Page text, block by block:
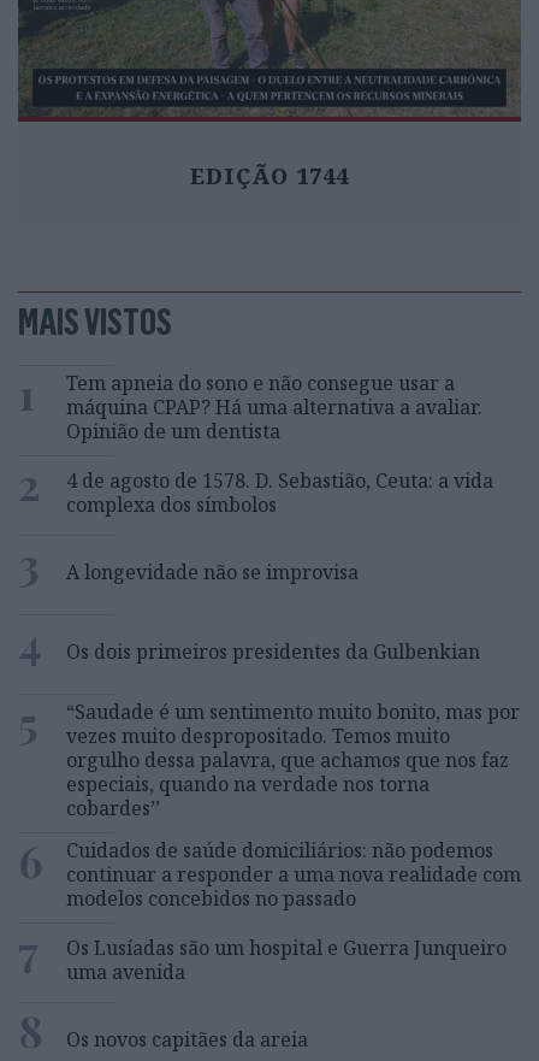
EDIÇÃO 1744
MAIS VISTOS
1
Tem apneia do sono e não consegue usar a
máquina CPAP? Há uma alternativa a avaliar.
Opinião de um dentista
2
4 de agosto de 1578. D. Sebastião, Ceuta: a vida
complexa dos símbolos
3 A longevidade não se improvisa
4 Os dois primeiros presidentes da Gulbenkian
5
“Saudade é um sentimento muito bonito, mas por
vezes muito despropositado. Temos muito
orgulho dessa palavra, que achamos que nos faz
especiais, quando na verdade nos torna
cobardes’’
6
Cuidados de saúde domiciliários: não podemos
continuar a responder a uma nova realidade com
modelos concebidos no passado
7
Os Lusíadas são um hospital e Guerra Junqueiro
uma avenida
8 Os novos capitães da areia